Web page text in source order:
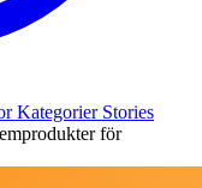
Kategorier Stories
för